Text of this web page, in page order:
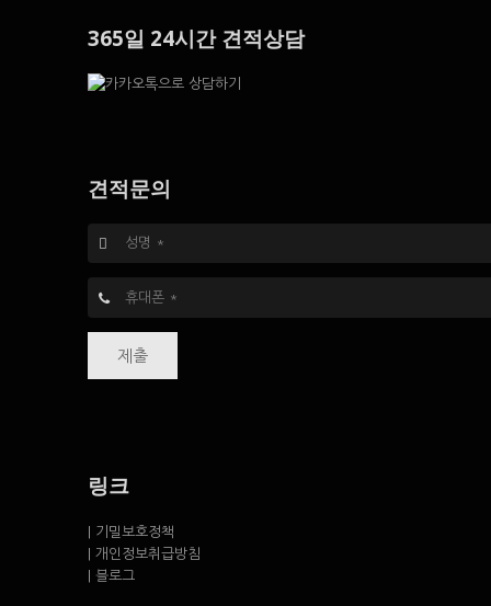
365일 24시간 견적상담
견적문의
제출
링크
| 기밀보호정책
| 개인정보취급방침
| 블로그